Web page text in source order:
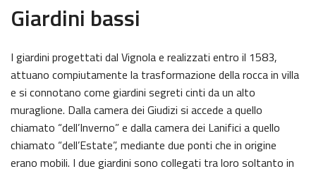
Giardini bassi
I giardini progettati dal Vignola e realizzati entro il 1583,
attuano compiutamente la trasformazione della rocca in villa
e si connotano come giardini segreti cinti da un alto
muraglione. Dalla camera dei Giudizi si accede a quello
chiamato “dell’Inverno” e dalla camera dei Lanifici a quello
chiamato “dell’Estate”, mediante due ponti che in origine
erano mobili. I due giardini sono collegati tra loro soltanto in